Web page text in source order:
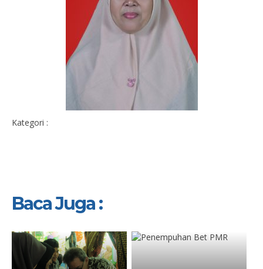
Kategori :
Baca Juga :